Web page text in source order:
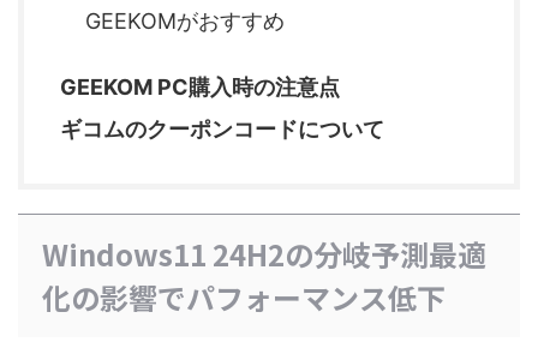
GEEKOMがおすすめ
GEEKOM PC購入時の注意点
ギコムのクーポンコードについて
Windows11 24H2の分岐予測最適
化の影響でパフォーマンス低下